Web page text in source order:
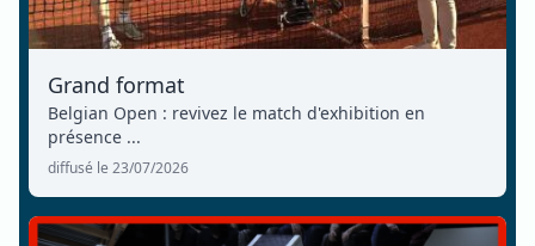
Grand format
Belgian Open : revivez le match d'exhibition en
présence ...
diffusé le 23/07/2026